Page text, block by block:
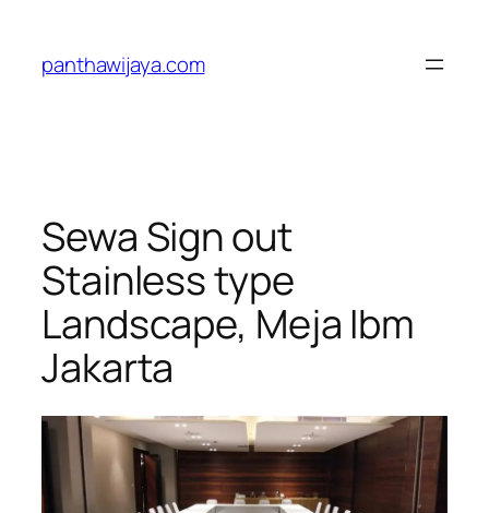
konten
panthawijaya.com
Sewa Sign out
Stainless type
Landscape, Meja Ibm
Jakarta